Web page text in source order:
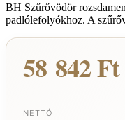
BH Szűrővödör
padlólefolyókhoz. A
58 842 Ft
NETTÓ